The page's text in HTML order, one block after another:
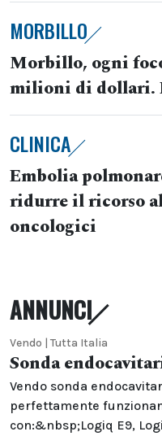
MORBILLO
Morbillo, ogni
milioni di dollari.
CLINICA
Embolia
ridurre il ricorso
oncologici
ANNUNCI
Vendo | Tutta Italia
Sonda
Vendo sonda
perfettamente
con:&nbsp;Logiq E9,